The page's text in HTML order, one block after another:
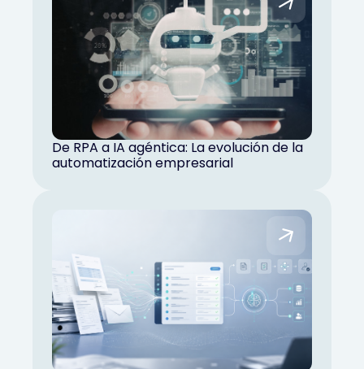
De RPA a IA agéntica: La evolución de la
automatización empresarial